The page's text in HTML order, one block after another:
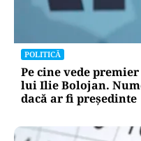
POLITICĂ
Pe cine vede
lui Ilie Bolojan.
dacă ar fi președinte